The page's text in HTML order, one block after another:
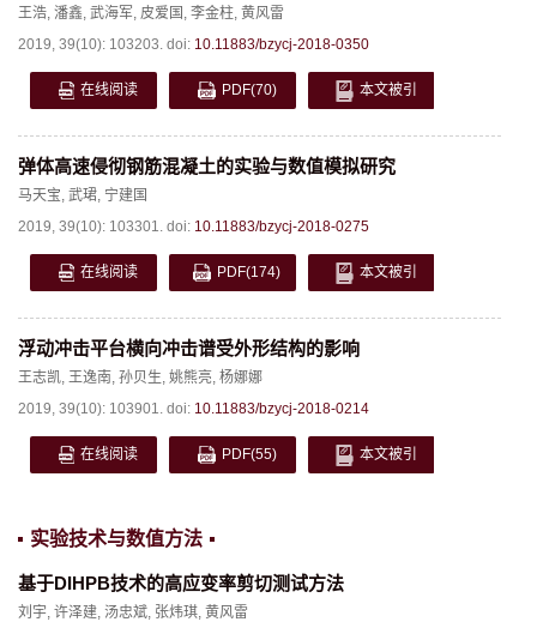
王浩, 潘鑫, 武海军, 皮爱国 , 李金柱, 黄风雷
2019, 39(10): 103203. doi: 10.11883/bzycj-2018-0350
在线阅读 PDF(70) 本文被引
弹体高速侵彻钢筋混凝土的实验与数值模拟研究
马天宝, 武珺, 宁建国
2019, 39(10): 103301. doi: 10.11883/bzycj-2018-0275
在线阅读 PDF(174) 本文被引
浮动冲击平台横向冲击谱受外形结构的影响
王志凯, 王逸南, 孙贝生, 姚熊亮, 杨娜娜
2019, 39(10): 103901. doi: 10.11883/bzycj-2018-0214
在线阅读 PDF(55) 本文被引
实验技术与数值方法
基于DIHPB技术的高应变率剪切测试方法
刘宇, 许泽建, 汤忠斌, 张炜琪, 黄风雷